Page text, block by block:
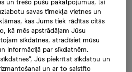
5-67, 67,
-istabu
un trešo pušu pakalpojumus, lai
savas tīmekļa vietnes un
kas Jums tiek rādītas citās
kā mēs apstrādājam Jūsu
sīkdatnes, atradīsiet mūsu
Informācijā par sīkdatnēm.
Jūs piekrītat sīkdatņu un
un ar to saistīto